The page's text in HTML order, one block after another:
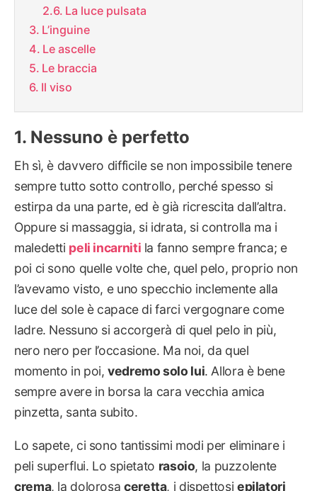
La luce pulsata
L’inguine
Le ascelle
Le braccia
Il viso
Nessuno è perfetto
Eh sì, è davvero difficile se non impossibile tenere
sempre tutto sotto controllo, perché spesso si
estirpa da una parte, ed è già ricrescita dall’altra.
Oppure si massaggia, si idrata, si controlla ma i
maledetti peli incarniti la fanno sempre franca; e
poi ci sono quelle volte che, quel pelo, proprio non
l’avevamo visto, e uno specchio inclemente alla
luce del sole è capace di farci vergognare come
ladre. Nessuno si accorgerà di quel pelo in più,
nero nero per l’occasione. Ma noi, da quel
momento in poi,vedremo solo lui. Allora è bene
sempre avere in borsa la cara vecchia amica
pinzetta, santa subito.
Lo sapete, ci sono tantissimi modi per eliminare i
peli superflui. Lo spietato rasoio, la puzzolente
crema, la dolorosa ceretta, i dispettosi epilatori